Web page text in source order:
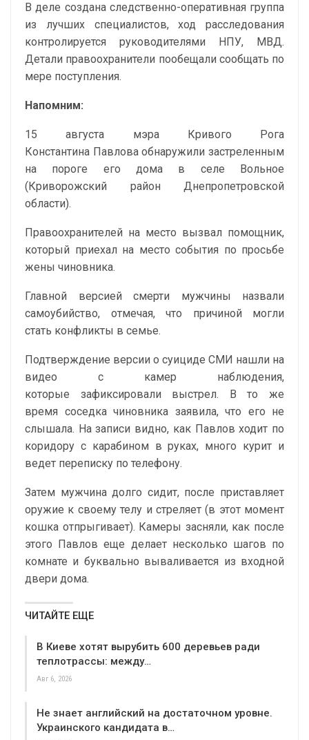
В деле создана следственно-оперативная группа
из лучших специалистов, ход расследования
контролируется руководителями НПУ, МВД.
Детали правоохранители пообещали сообщать по
мере поступления.
Напомним:
15 августа мэра Кривого Рога
Константина Павлова обнаружили застреленным
на пороге его дома в селе Вольное
(Криворожский район Днепропетровской
области).
Правоохранителей на место вызвал помощник,
который приехал на место события по просьбе
жены чиновника.
Главной версией смерти мужчины назвали
самоубийство, отмечая, что причиной могли
стать конфликты в семье.
Подтверждение версии о суициде СМИ нашли на
видео с камер наблюдения,
которые зафиксировали выстрел. В то же
время соседка чиновника заявила, что его не
слышала. На записи видно, как Павлов ходит по
коридору с карабином в руках, много курит и
ведет переписку по телефону.
Затем мужчина долго сидит, после приставляет
оружие к своему телу и стреляет (в этот момент
кошка отпрыгивает). Камеры засняли, как после
этого Павлов еще делает несколько шагов по
комнате и буквально вываливается из входной
двери дома.
ЧИТАЙТЕ ЕЩЕ
В Киеве хотят вырубить 600 деревьев ради
теплотрассы: между…
Авг 6, 2026
Не знает английский на достаточном уровне.
Украинского кандидата в…